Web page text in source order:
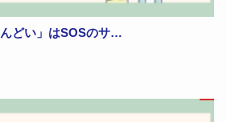
どい」はSOSのサ…